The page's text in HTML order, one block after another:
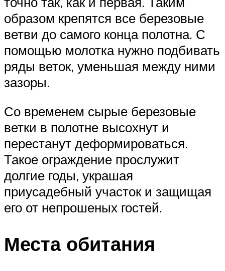
образом крепятся все березовые
ветви до самого конца полотна. С
помощью молотка нужно подбивать
ряды веток, уменьшая между ними
зазоры.
Со временем сырые березовые
ветки в полотне высохнут и
перестанут деформироваться.
Такое ограждение прослужит
долгие годы, украшая
приусадебный участок и защищая
его от непрошеных гостей.
Места обитания